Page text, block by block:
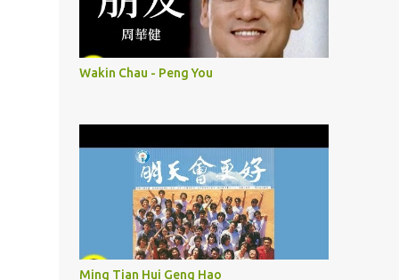
Wakin Chau - Peng You
Ming Tian Hui Geng Hao